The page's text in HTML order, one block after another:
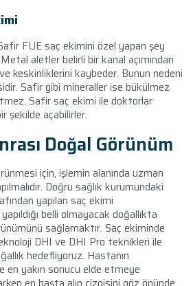
FUE saç ekimini özel yapan şey
aletler belirli bir kanal açımından
keskinliklerini kaybeder. Bunun nedeni
Safir gibi mineraller ise bükülmez
Safir saç ekimi ile doktorlar
şekilde açabilirler.
Doğal Görünüm
için, işlemin alanında uzman
Doğru sağlık kurumundaki
yapılan saç ekimi
belli olmayacak doğallıkta
sağlamaktır. Saç ekiminde
DHI ve DHI Pro teknikleri ile
hedefliyoruz. Hastanın
en yakın sonucu elde etmeye